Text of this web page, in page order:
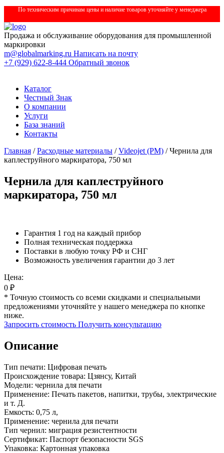
По техническим причинам цены и наличие товаров уточняйте у менеджера
Продажа и обслуживание оборудования для промышленной
маркировки
m@globalmarking.ru Написать на почту
+7 (929) 622-8-444 Обратный звонок
Каталог
Честный Знак
О компании
Услуги
База знаний
Контакты
Главная /Расходные материалы /Videojet (РМ) / Чернила для
каплеструйного маркиратора, 750 мл
Чернила для каплеструйного
маркиратора, 750 мл
Гарантия 1 год на каждый прибор
Полная техническая поддержка
Поставки в любую точку РФ и СНГ
Возможность увеличения гарантии до 3 лет
Цена:
0 ₽
* Точную стоимость со всеми скидками и специальными
предложениями уточняйте у нашего менеджера по кнопке
ниже.
Запросить стоимость Получить консультацию
Описание
Тип печати: Цифровая печать
Происхождение товара: Цзянсу, Китай
Модели: чернила для печати
Применение: Печать пакетов, напитки, трубы, электрические
и т. Д.
Емкость: 0,75 л,
Применение: чернила для печати
Тип чернил: миграция резистентности
Сертификат: Паспорт безопасности SGS
Упаковка: Картонная упаковка